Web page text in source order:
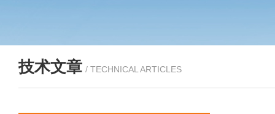
技术文章 / TECHNICAL ARTICLES